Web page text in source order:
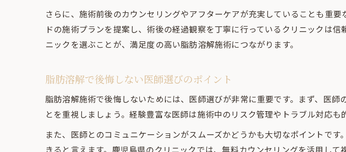
さらに、施術前後のカウンセリングやアフターケアが充実していることも重
ドの施術プランを提案し、術後の経過観察を丁寧に行っているクリニックは
ニックを選ぶことが、満足度の高い脂肪溶解施術につながります。
脂肪溶解で後悔しない医師選びのポイント
脂肪溶解施術で後悔しないためには、医師選びが非常に重要です。まず、医
とを重視しましょう。経験豊富な医師は施術中のリスク管理やトラブル対応も
また、医師とのコミュニケーションがスムーズかどうかも大切なポイントで
きると言えます。鹿児島県のクリニックでは、無料カウンセリングを活用し